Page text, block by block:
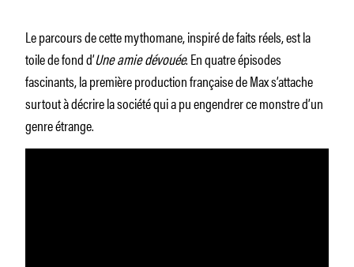
Le parcours de cette mythomane, inspiré de faits réels, est la
toile de fond d’Une amie dévouée. En quatre épisodes
fascinants, la première production française de Max s’attache
surtout à décrire la société qui a pu engendrer ce monstre d’un
genre étrange.